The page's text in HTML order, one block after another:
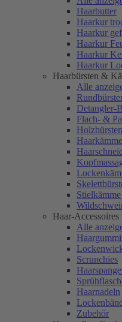
Haarbutter
Haarkur
Haarkur
Haarkur
Haarkur
Haarkur
Haarbürsten &
Alle
Detangler-
Flach- &
Holzbürsten
Haarkämme
Stielkämme
Haar-Accessoires
Alle
Scrunchies
Haarnadeln
Zubehör